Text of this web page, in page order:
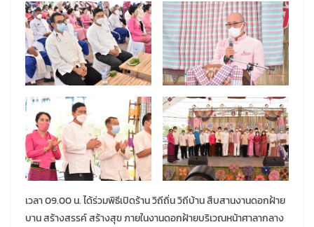
เวลา 09.00 น. ได้ร่วมพิธีเปิดร้าน วิถีถิ่น วิถีบ้าน สืบสานงานดอกฝ้าย
บาน สร้างสรรค์ สร้างสุข ภายในงานดอกฝ้ายบริเวณหน้าศาลากลาง